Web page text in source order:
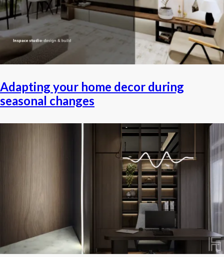
Adapting your home decor during
seasonal changes